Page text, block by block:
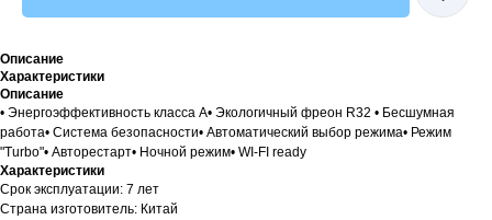
Описание
Характеристики
Описание
• Энергоэффективность класса А• Экологичный фреон R32 • Бесшумная
работа• Система безопасности• Автоматический выбор режима• Режим
"Turbo"• Авторестарт• Ночной режим• WI-FI ready
Характеристики
Срок эксплуатации: 7 лет
Страна изготовитель: Китай